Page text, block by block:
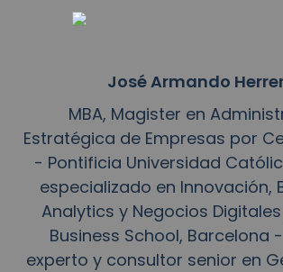
José Armando
MBA, Magister en
Estratégica de Empresas por
- Pontificia Universidad
especializado en Innovación,
Analytics y Negocios Digitales
Business School, Barcelona
experto y consultor senior en